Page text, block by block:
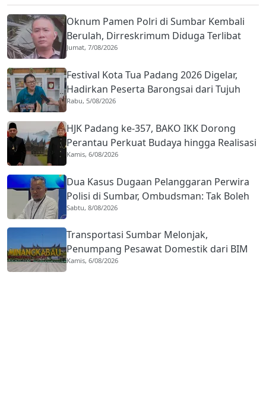
Oknum Pamen Polri di Sumbar Kembali
Berulah, Dirreskrimum Diduga Terlibat
Kekerasan dengan Seorang Sopir
Jumat, 7/08/2026
Festival Kota Tua Padang 2026 Digelar,
Hadirkan Peserta Barongsai dari Tujuh
Negara
Rabu, 5/08/2026
HJK Padang ke-357, BAKO IKK Dorong
Perantau Perkuat Budaya hingga Realisasi
Kota Gastronomi
Kamis, 6/08/2026
Dua Kasus Dugaan Pelanggaran Perwira
Polisi di Sumbar, Ombudsman: Tak Boleh
Ada Toleransi
Sabtu, 8/08/2026
Transportasi Sumbar Melonjak,
Penumpang Pesawat Domestik dari BIM
Naik Hampir 33 Persen
Kamis, 6/08/2026